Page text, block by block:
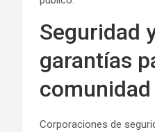
Seguridad
garantías
comunidad
Corporaciones de